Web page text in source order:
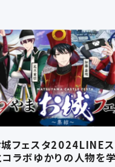
城フェスタ2024LINE
ラボゆかりの人物を